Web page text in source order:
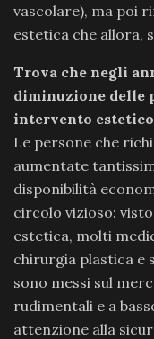
vascolare), ma poi
estetica che allora,
Trova che negli
diminuzione delle
intervento
Le persone che
aumentate
disponibilità
circolo vizioso: visto
estetica, molti
chirurgia plastica e
sono messi sul
rudimentali e a
attenzione alla